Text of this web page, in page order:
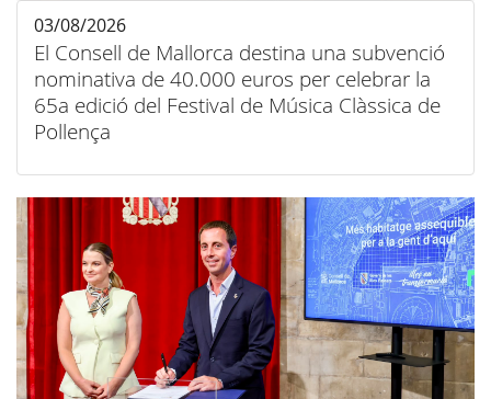
El Consell de Mallorca destina una subvenció
nominativa de 40.000 euros per celebrar la
65a edició del Festival de Música Clàssica de
Pollença
03/08/2026